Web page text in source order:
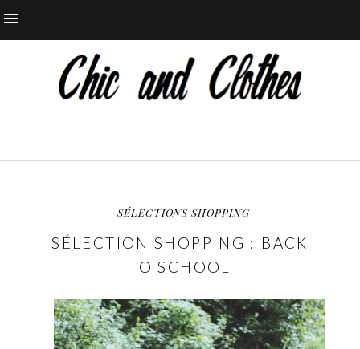
SÉLECTIONS SHOPPING
SÉLECTION SHOPPING : BACK
TO SCHOOL